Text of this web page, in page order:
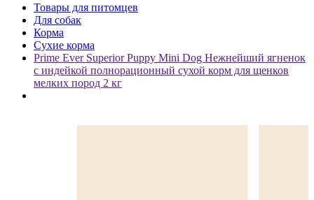
Товары для питомцев
Для собак
Корма
Сухие корма
Prime Ever Superior Puppy Mini Dog Нежнейший ягненок
с индейкой полнорационный сухой корм для щенков
мелких пород 2 кг